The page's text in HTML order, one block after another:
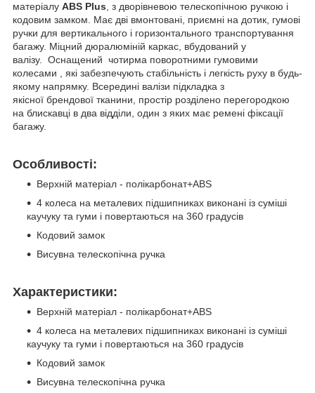
матеріалу ABS Plus , з дворівневою телескопічною ручкою і
кодовим замком. Має дві вмонтовані, приємні на дотик, гумові
ручки для вертикального і горизонтального транспортування
багажу. Міцний дюралюміній каркас, вбудований у
валізу. Оснащений чотирма поворотними гумовими
колесами , які забезпечують стабільність і легкість руху в будь-
якому напрямку. Всередині валізи підкладка з
якісної брендової тканини, простір розділено перегородкою
на блискавці в два відділи, один з яких має ремені фіксації
багажу.
Особливості:
Верхній матеріал - полікарбонат+ABS
4 колеса на металевих підшипниках виконані із суміші
каучуку та гуми і повертаються на 360 градусів
Кодовий замок
Висувна телескопічна ручка
Характеристики:
Верхній матеріал - полікарбонат+ABS
4 колеса на металевих підшипниках виконані із суміші
каучуку та гуми і повертаються на 360 градусів
Кодовий замок
Висувна телескопічна ручка